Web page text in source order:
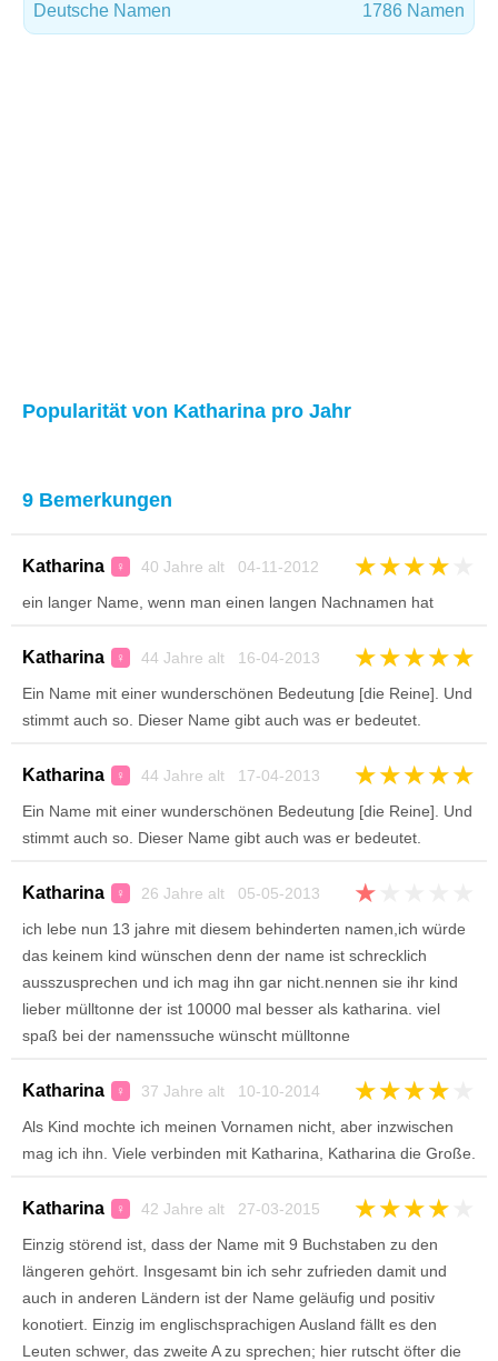
Deutsche Namen 1786 Namen
Popularität von Katharina pro Jahr
9 Bemerkungen
Katharina ♀ 40 Jahre alt 04-11-2012 ★★★★
ein langer Name, wenn man einen langen Nachnamen hat
Katharina ♀ 44 Jahre alt 16-04-2013 ★★★★★
Ein Name mit einer wunderschönen Bedeutung [die Reine]. Und
stimmt auch so. Dieser Name gibt auch was er bedeutet.
Katharina ♀ 44 Jahre alt 17-04-2013 ★★★★★
Ein Name mit einer wunderschönen Bedeutung [die Reine]. Und
stimmt auch so. Dieser Name gibt auch was er bedeutet.
Katharina ♀ 26 Jahre alt 05-05-2013 ★
ich lebe nun 13 jahre mit diesem behinderten namen,ich würde
das keinem kind wünschen denn der name ist schrecklich
ausszusprechen und ich mag ihn gar nicht.nennen sie ihr kind
lieber mülltonne der ist 10000 mal besser als katharina. viel
spaß bei der namenssuche wünscht mülltonne
Katharina ♀ 37 Jahre alt 10-10-2014 ★★★★
Als Kind mochte ich meinen Vornamen nicht, aber inzwischen
mag ich ihn. Viele verbinden mit Katharina, Katharina die Große.
Katharina ♀ 42 Jahre alt 27-03-2015 ★★★★
Einzig störend ist, dass der Name mit 9 Buchstaben zu den
längeren gehört. Insgesamt bin ich sehr zufrieden damit und
auch in anderen Ländern ist der Name geläufig und positiv
konotiert. Einzig im englischsprachigen Ausland fällt es den
Leuten schwer, das zweite A zu sprechen; hier rutscht öfter die